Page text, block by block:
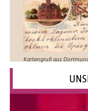
Kartengruß aus